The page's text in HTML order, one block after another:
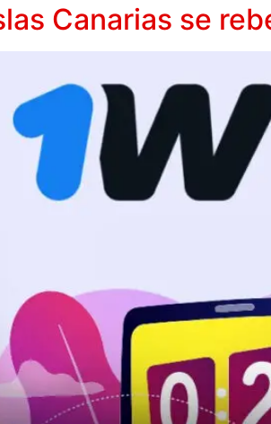
Canarias se